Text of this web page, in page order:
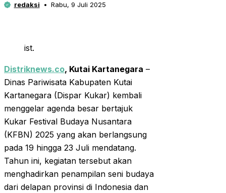
redaksi Rabu, 9 Juli 2025
ist.
Distriknews.co, Kutai Kartanegara –
Dinas Pariwisata Kabupaten Kutai
Kartanegara (Dispar Kukar) kembali
menggelar agenda besar bertajuk
Kukar Festival Budaya Nusantara
(KFBN) 2025 yang akan berlangsung
pada 19 hingga 23 Juli mendatang.
Tahun ini, kegiatan tersebut akan
menghadirkan penampilan seni budaya
dari delapan provinsi di Indonesia dan